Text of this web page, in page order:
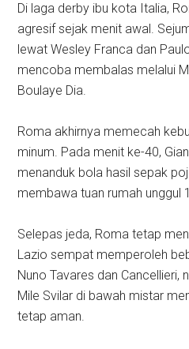
Di laga derby ibu kota Italia,
agresif sejak menit awal.
lewat Wesley Franca dan
mencoba membalas melalui
Boulaye Dia.
Roma akhirnya memecah
minum. Pada menit ke-40,
menanduk bola hasil sepak
membawa tuan rumah unggul
Selepas jeda, Roma tetap
Lazio sempat memperoleh
Nuno Tavares dan Cancellieri,
Mile Svilar di bawah mistar
tetap aman.